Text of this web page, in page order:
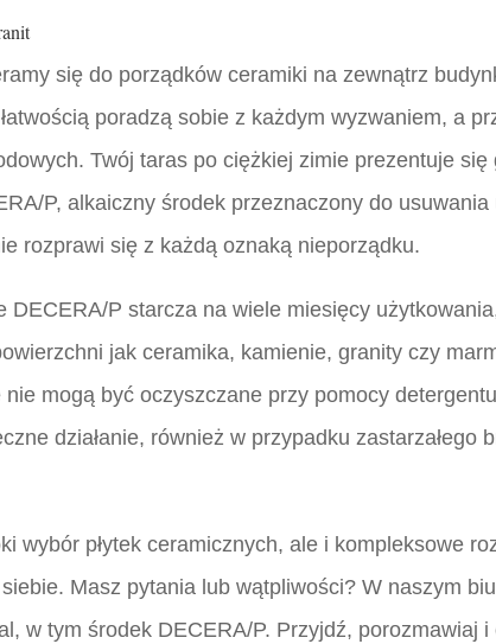
się do porządków ceramiki na zewnątrz
poradzą sobie z każdym wyzwaniem, a
Twój taras po ciężkiej zimie prezentuje
P, alkaiczny środek przeznaczony do
rozprawi się z każdą oznaką nieporządku.
DECERA/P starcza na wiele miesięcy
jak ceramika, kamienie, granity czy
mogą być oczyszczane przy pomocy
działanie, również w przypadku zastarzałego
wybór płytek ceramicznych, ale i kompleksowe
Masz pytania lub wątpliwości? W naszym
w tym środek DECERA/P. Przyjdź, porozmawiaj